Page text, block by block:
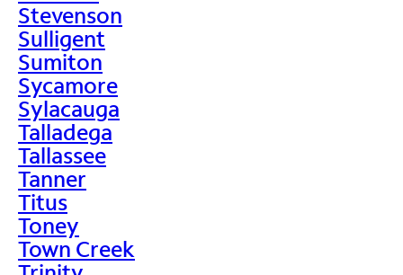
Stevenson
Sulligent
Sumiton
Sycamore
Sylacauga
Talladega
Tallassee
Tanner
Titus
Toney
Town Creek